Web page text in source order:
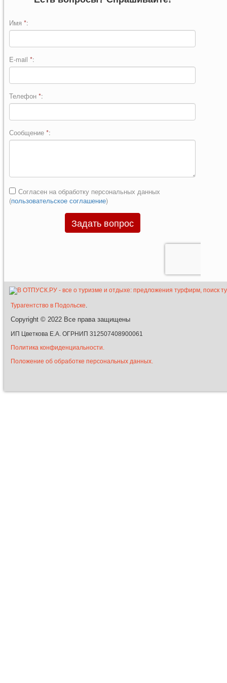
Турагентство в Подольске.
Copyright © 2022 Все права защищены
ИП Цветкова Е.А. ОГРНИП 312507408900061
Политика конфиденциальности.
Положение об обработке персональных данных.